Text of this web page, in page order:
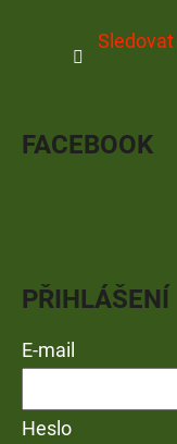
FACEBOOK
PŘIHLÁŠENÍ
E-mail
Heslo